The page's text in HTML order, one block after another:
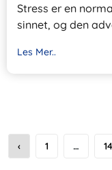
Stress er en
sinnet, og den
Les Mer..
‹ 1 … 14